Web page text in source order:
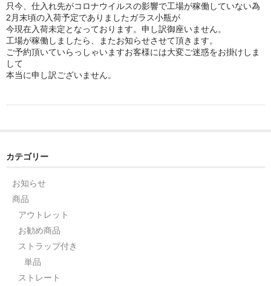
ストレート
コルク栓
セット
ふた付き
単品
セット
デザイン小瓶
単品
只今、仕入れ先がコロナウイルスの影響で工場が稼働していない為
2月末頃の入荷予定でありましたガラス小瓶が
今現在入荷未定となっております。申し訳御座いません。
工場が稼働しましたら、またお知らせさせて頂きます。
ご予約頂いていらっしゃいますお客様には大変ご迷惑をお掛けしま
して
本当に申し訳ございません。
カテゴリー
お知らせ
商品
アウトレット
お勧め商品
ストラップ付き
単品
ストレート